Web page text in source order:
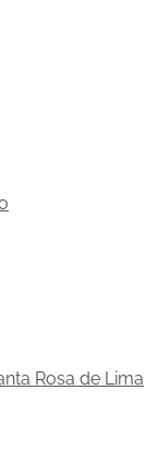
Rosa de Lima